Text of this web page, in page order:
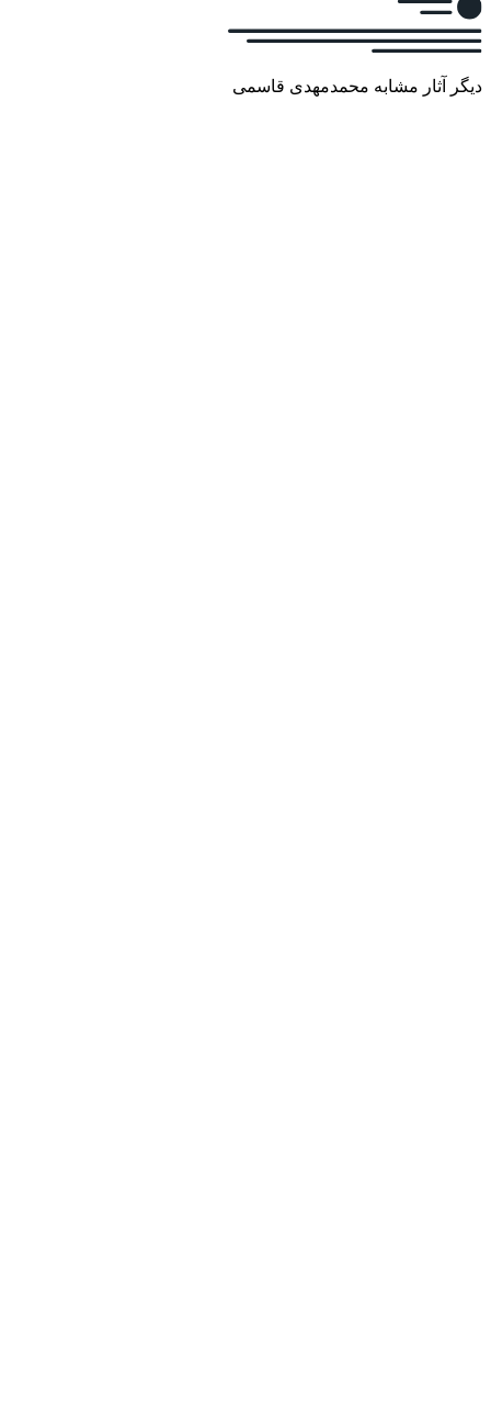
دیگر آثار مشابه محمدمهدی قاسمی